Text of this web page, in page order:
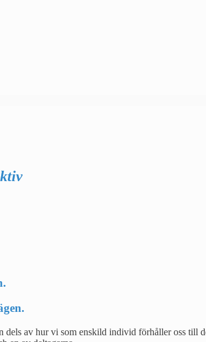
av hur vi som enskild individ förhåller oss till